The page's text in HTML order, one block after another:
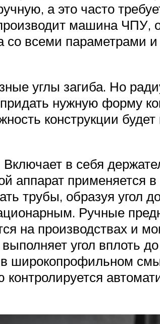
а это часто
машина ЧПУ,
со всеми
углы загиба. Но
нужную форму
конструкции
в себя
аппарат применяется
трубы, образуя угол
Ручные
на производствах и
угол вплоть до
широкопрофильном